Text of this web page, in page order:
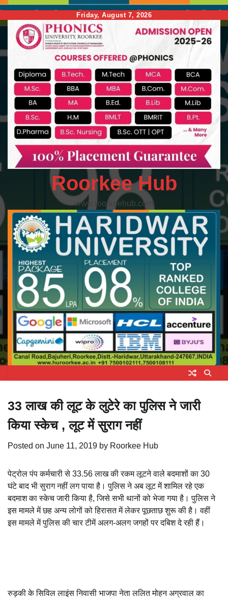
to
content
Friday, August 7, 2026
Roorkee Hub
www.roorkeehub.com
33 लाख की लूट के लुटेरे का पुलिस ने जारी
किया स्केच , लूट में सुराग नहीं
Posted on June 11, 2019 by Roorkee Hub
पेट्रोल पंप कर्मचारी से 33.56 लाख की रकम लूटने वाले बदमाशों का 30
घंटे बाद भी सुराग नहीं लग पाया है। पुलिस ने अब लूट में शामिल रहे एक
बदमाश का स्केच जारी किया है, जिसे सभी थानों को भेजा गया है। पुलिस ने
इस मामले में छह अन्य लोगों को हिरासत में लेकर पूछताछ शुरू की है। वहीं
इस मामले में पुलिस की चार टीमें अलग-अलग जगहों पर दबिश दे रही हैं।
रुड़की के सिविल लाइंस निवासी भाजपा नेता ललित मोहन अग्रवाल का